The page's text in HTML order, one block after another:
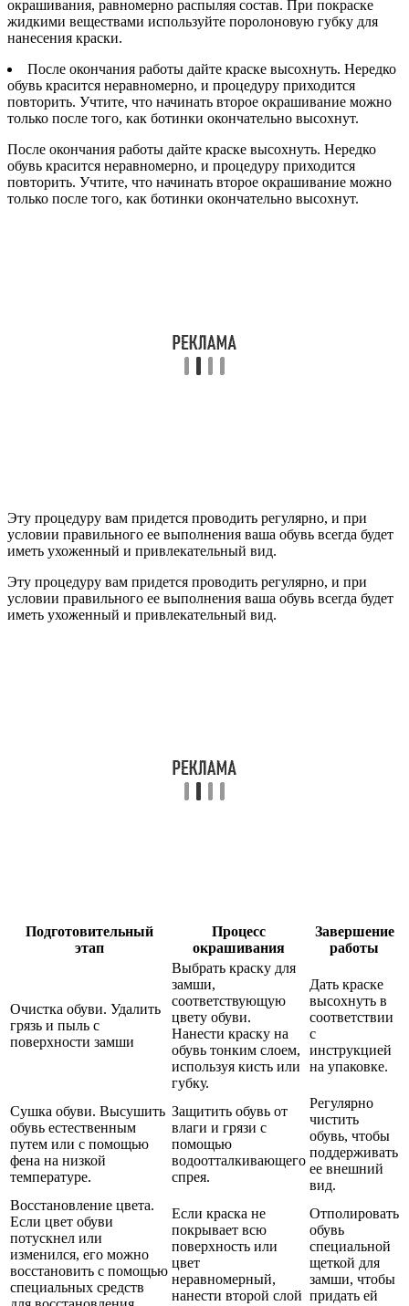
окрашивания, равномерно распыляя состав. При покраске
жидкими веществами используйте поролоновую губку для
нанесения краски.
После окончания работы дайте краске высохнуть. Нередко
обувь красится неравномерно, и процедуру приходится
повторить. Учтите, что начинать второе окрашивание можно
только после того, как ботинки окончательно высохнут.
После окончания работы дайте краске высохнуть. Нередко
обувь красится неравномерно, и процедуру приходится
повторить. Учтите, что начинать второе окрашивание можно
только после того, как ботинки окончательно высохнут.
Эту процедуру вам придется проводить регулярно, и при
условии правильного ее выполнения ваша обувь всегда будет
иметь ухоженный и привлекательный вид.
Эту процедуру вам придется проводить регулярно, и при
условии правильного ее выполнения ваша обувь всегда будет
иметь ухоженный и привлекательный вид.
Подготовительный
этап
Процесс
окрашивания
Завершение
работы
Очистка обуви. Удалить
грязь и пыль с
поверхности замши
Выбрать краску для
замши,
соответствующую
цвету обуви.
Нанести краску на
обувь тонким слоем,
используя кисть или
губку.
Дать краске
высохнуть в
соответствии
с
инструкцией
на упаковке.
Сушка обуви. Высушить
обувь естественным
путем или с помощью
фена на низкой
температуре.
Защитить обувь от
влаги и грязи с
помощью
водоотталкивающего
спрея.
Регулярно
чистить
обувь, чтобы
поддерживать
ее внешний
вид.
Восстановление цвета.
Если цвет обуви
потускнел или
изменился, его можно
восстановить с помощью
специальных средств
Если краска не
покрывает всю
поверхность или
цвет
неравномерный,
нанести второй слой
Отполировать
обувь
специальной
щеткой для
замши, чтобы
придать ей